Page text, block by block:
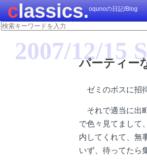
classics.oqunoの日記/Blog
2007/12/15
パーティー
ゼミのボスに招
それで適当に出
で色々見てまして
内してくれて、無
いず、待ってたら